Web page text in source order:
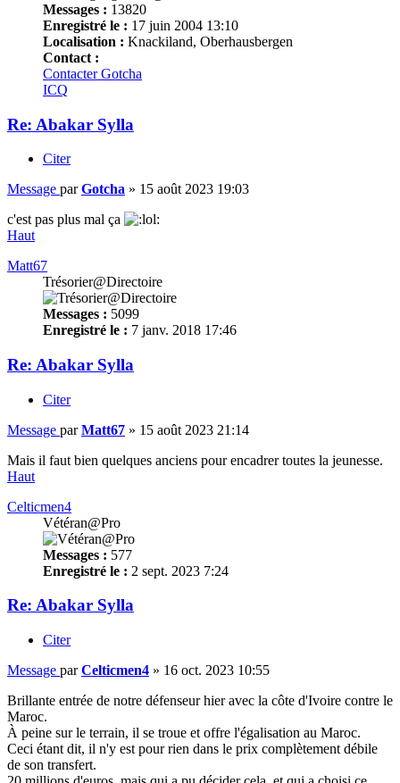
Messages : 13820
Enregistré le : 17 juin 2004 13:10
Localisation : Knackiland, Oberhausbergen
Contact :
Contacter Gotcha
ICQ
Re: Abakar Sylla
Citer
Message parGotcha » 15 août 2023 19:03
c'est pas plus mal ça
Haut
Matt67
Trésorier@Directoire
Messages : 5099
Enregistré le : 7 janv. 2018 17:46
Re: Abakar Sylla
Citer
Message parMatt67 » 15 août 2023 21:14
Mais il faut bien quelques anciens pour encadrer toutes la jeunesse.
Haut
Celticmen4
Vétéran@Pro
Messages : 577
Enregistré le : 2 sept. 2023 7:24
Re: Abakar Sylla
Citer
Message parCelticmen4 » 16 oct. 2023 10:55
Brillante entrée de notre défenseur hier avec la côte d'Ivoire contre le
Maroc.
À peine sur le terrain, il se troue et offre l'égalisation au Maroc.
Ceci étant dit, il n'y est pour rien dans le prix complètement débile
de son transfert.